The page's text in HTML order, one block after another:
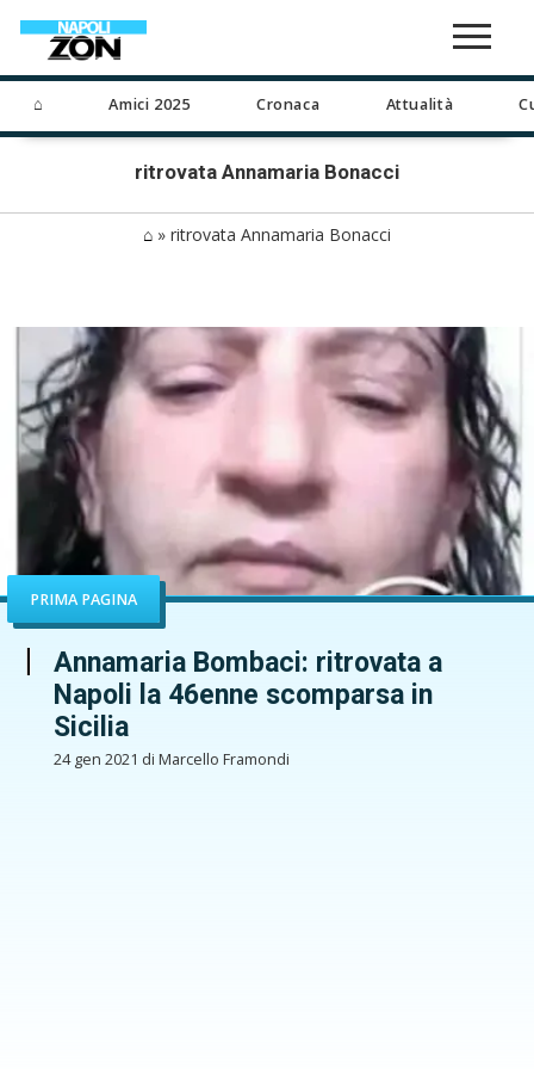
⌂ Amici 2025 Cronaca Attualità
ritrovata Annamaria Bonacci
⌂ » ritrovata Annamaria Bonacci
PRIMA PAGINA
Annamaria Bombaci: ritrovata a
Napoli la 46enne scomparsa in
Sicilia
24 gen 2021 di Marcello Framondi